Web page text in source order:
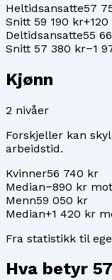
Heltidsansatte57
Snitt 59 190 kr
Deltidsansatte55
Snitt 57 380 kr−1
Kjønn
2 nivåer
Forskjeller kan
arbeidstid.
Kvinner56 740 kr
Median−890 kr
Menn59 050 kr
Median+1 420 kr
Fra statistikk til
Hva betyr